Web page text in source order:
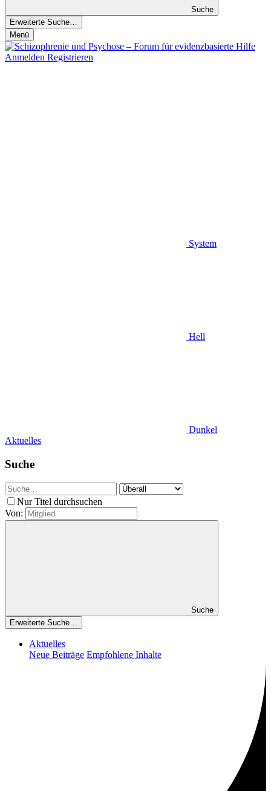
Suche
Erweiterte Suche…
Menü
Anmelden Registrieren
System
Hell
Dunkel
Aktuelles
Suche
Nur Titel durchsuchen
Von:
Suche
Erweiterte Suche…
Aktuelles
Neue Beiträge Empfohlene Inhalte